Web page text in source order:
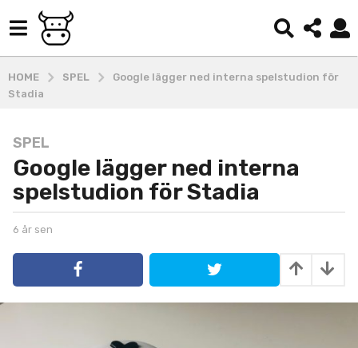
HOME SPEL
Google lägger ned interna spelstudion för
Stadia
6
å
s
4
SPEL
Google lägger ned interna
spelstudion för Stadia
b
k
b
e
6 år sen
e
n